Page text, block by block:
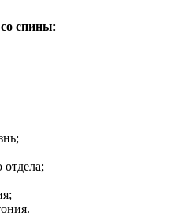
спины:
отдела;